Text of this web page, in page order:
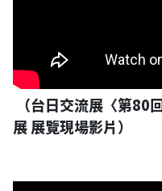
（台日交流展〈第80
展 展覽現場影片）